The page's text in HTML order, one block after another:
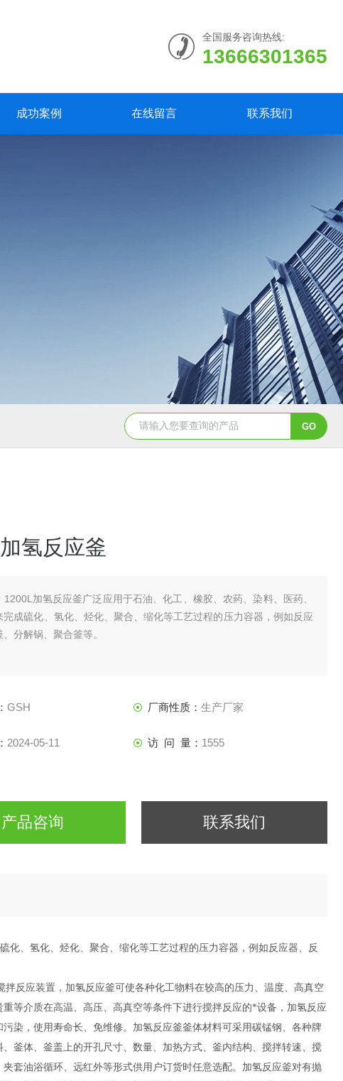
全国服务咨询热线:
13666301365
成功案例 在线留言 联系我们
GSH-0.5L0.5L不锈钢磁力密封聚酯反应釜
氢反应釜
1200L加氢反应釜广泛应用于石油、化工、橡胶、农药、染料、医药、
完成硫化、氢化、烃化、聚合、缩化等工艺过程的压力容器，例如反应
分解锅、聚合釜等。
GSH 厂商性质： 生产厂家
2024-05-11 访 问 量： 1555
产品咨询 联系我们
化、氢化、烃化、聚合、缩化等工艺过程的压力容器，例如反应器、反
反应装置，加氢反应釜可使各种化工物料在较高的压力、温度、高真空
等介质在高温、高压、高真空等条件下进行搅拌反应的*设备，加氢反应
染，使用寿命长、免维修。加氢反应釜釜体材料可采用碳锰钢、各种牌
釜体、釜盖上的开孔尺寸、数量、加热方式、釜内结构、搅拌转速、搅
套油浴循环、远红外等形式供用户订货时任意选配。加氢反应釜对有抛